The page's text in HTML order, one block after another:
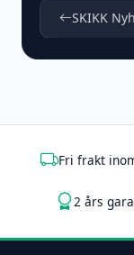
SKIKK
Fri frakt
2 års